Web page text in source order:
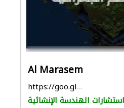
Al Marasem
https://goo.gl/maps/MTpQM3Xxmo3sJ3nM7
استشارات الهندسة الإنشائية